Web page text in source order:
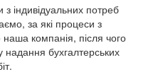
індивідуальних потреб
за які процеси з
компанія, після чого
надання бухгалтерських